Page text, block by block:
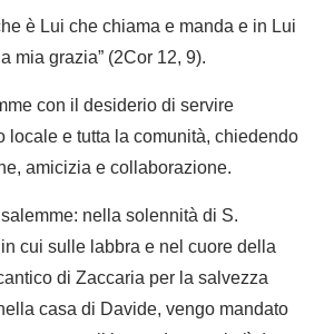
è Lui che chiama e manda e in Lui
mia grazia” (2Cor 12, 9).
con il desiderio di servire
locale e tutta la comunità, chiedendo
amicizia e collaborazione.
nella solennità di S.
cui sulle labbra e nel cuore della
di Zaccaria per la salvezza
casa di Davide, vengo mandato